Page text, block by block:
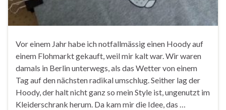
Vor einem Jahr habe ich notfallmässig einen Hoody auf
einem Flohmarkt gekauft, weil mir kalt war. Wir waren
damals in Berlin unterwegs, als das Wetter von einem
Tag auf den nächsten radikal umschlug. Seither lag der
Hoody, der halt nicht ganz so mein Style ist, ungenutzt im
Kleiderschrank herum. Da kam mir die Idee, das …